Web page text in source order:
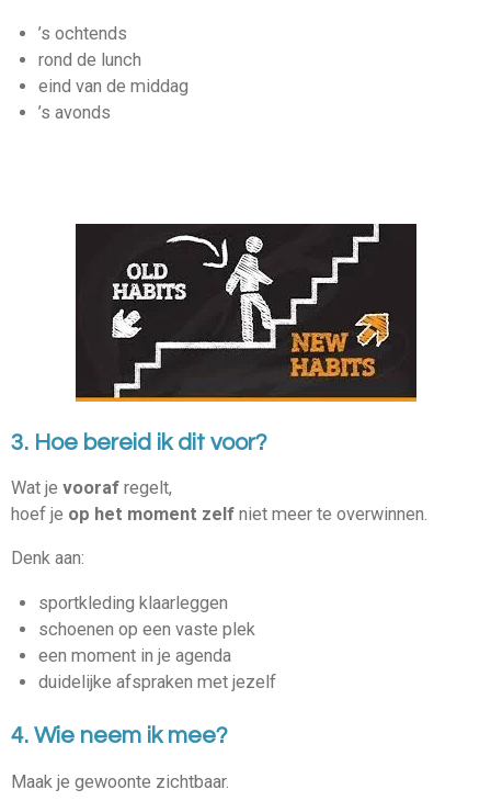
’s ochtends
rond de lunch
eind van de middag
’s avonds
3. Hoe bereid ik dit voor?
Wat je vooraf regelt,
hoef je op het moment zelf niet meer te overwinnen.
Denk aan:
sportkleding klaarleggen
schoenen op een vaste plek
een moment in je agenda
duidelijke afspraken met jezelf
4. Wie neem ik mee?
Maak je gewoonte zichtbaar.